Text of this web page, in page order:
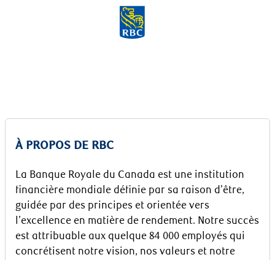
Skip to main content
À PROPOS DE RBC
La Banque Royale du Canada est une institution
financière mondiale définie par sa raison d’être,
guidée par des principes et orientée vers
l’excellence en matière de rendement. Notre succès
est attribuable aux quelque 84 000 employés qui
concrétisent notre vision, nos valeurs et notre